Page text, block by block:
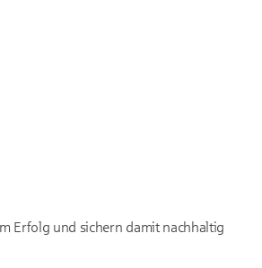
Erfolg und sichern damit nachhaltig